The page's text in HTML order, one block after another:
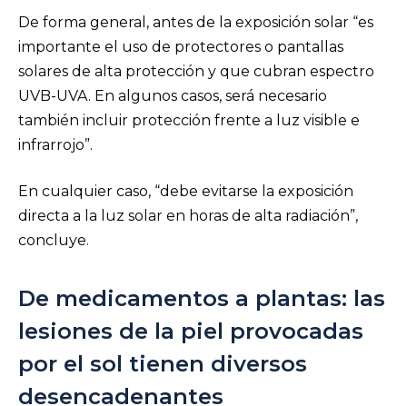
De forma general, antes de la exposición solar “es
importante el uso de protectores o pantallas
solares de alta protección y que cubran espectro
UVB-UVA. En algunos casos, será necesario
también incluir protección frente a luz visible e
infrarrojo”.
En cualquier caso, “debe evitarse la exposición
directa a la luz solar en horas de alta radiación”,
concluye.
De medicamentos a plantas: las
lesiones de la piel provocadas
por el sol tienen diversos
desencadenantes